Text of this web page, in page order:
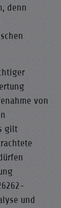
denn
von
gilt
und